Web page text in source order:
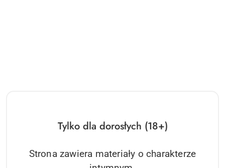
Tylko dla dorosłych (18+)
Strona zawiera materiały o charakterze